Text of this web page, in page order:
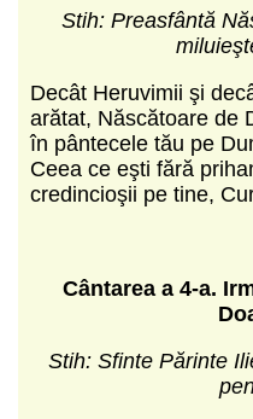
Stih: Preasfântă
Decât Heruvimii şi
arătat, Născă­toare de
în pântecele tău pe
Ceea ce eşti fără
credincioşii pe tine,
Cântarea a 4-a.
Stih: Sfinte Părinte